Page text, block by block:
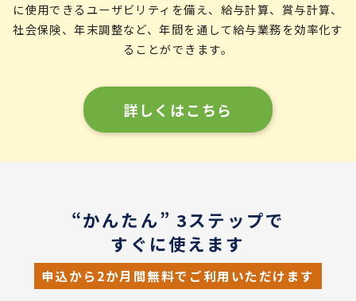
詳しくはこちら
に使用できるユーザビリティを備え、給与計算、賞与計算、
社会保険、年末調整など、年間を通して給与業務を効率化す
ることができます。
“かんたん” 3ステップで
すぐに使えます
申込から2か月間無料でご利用いただけます